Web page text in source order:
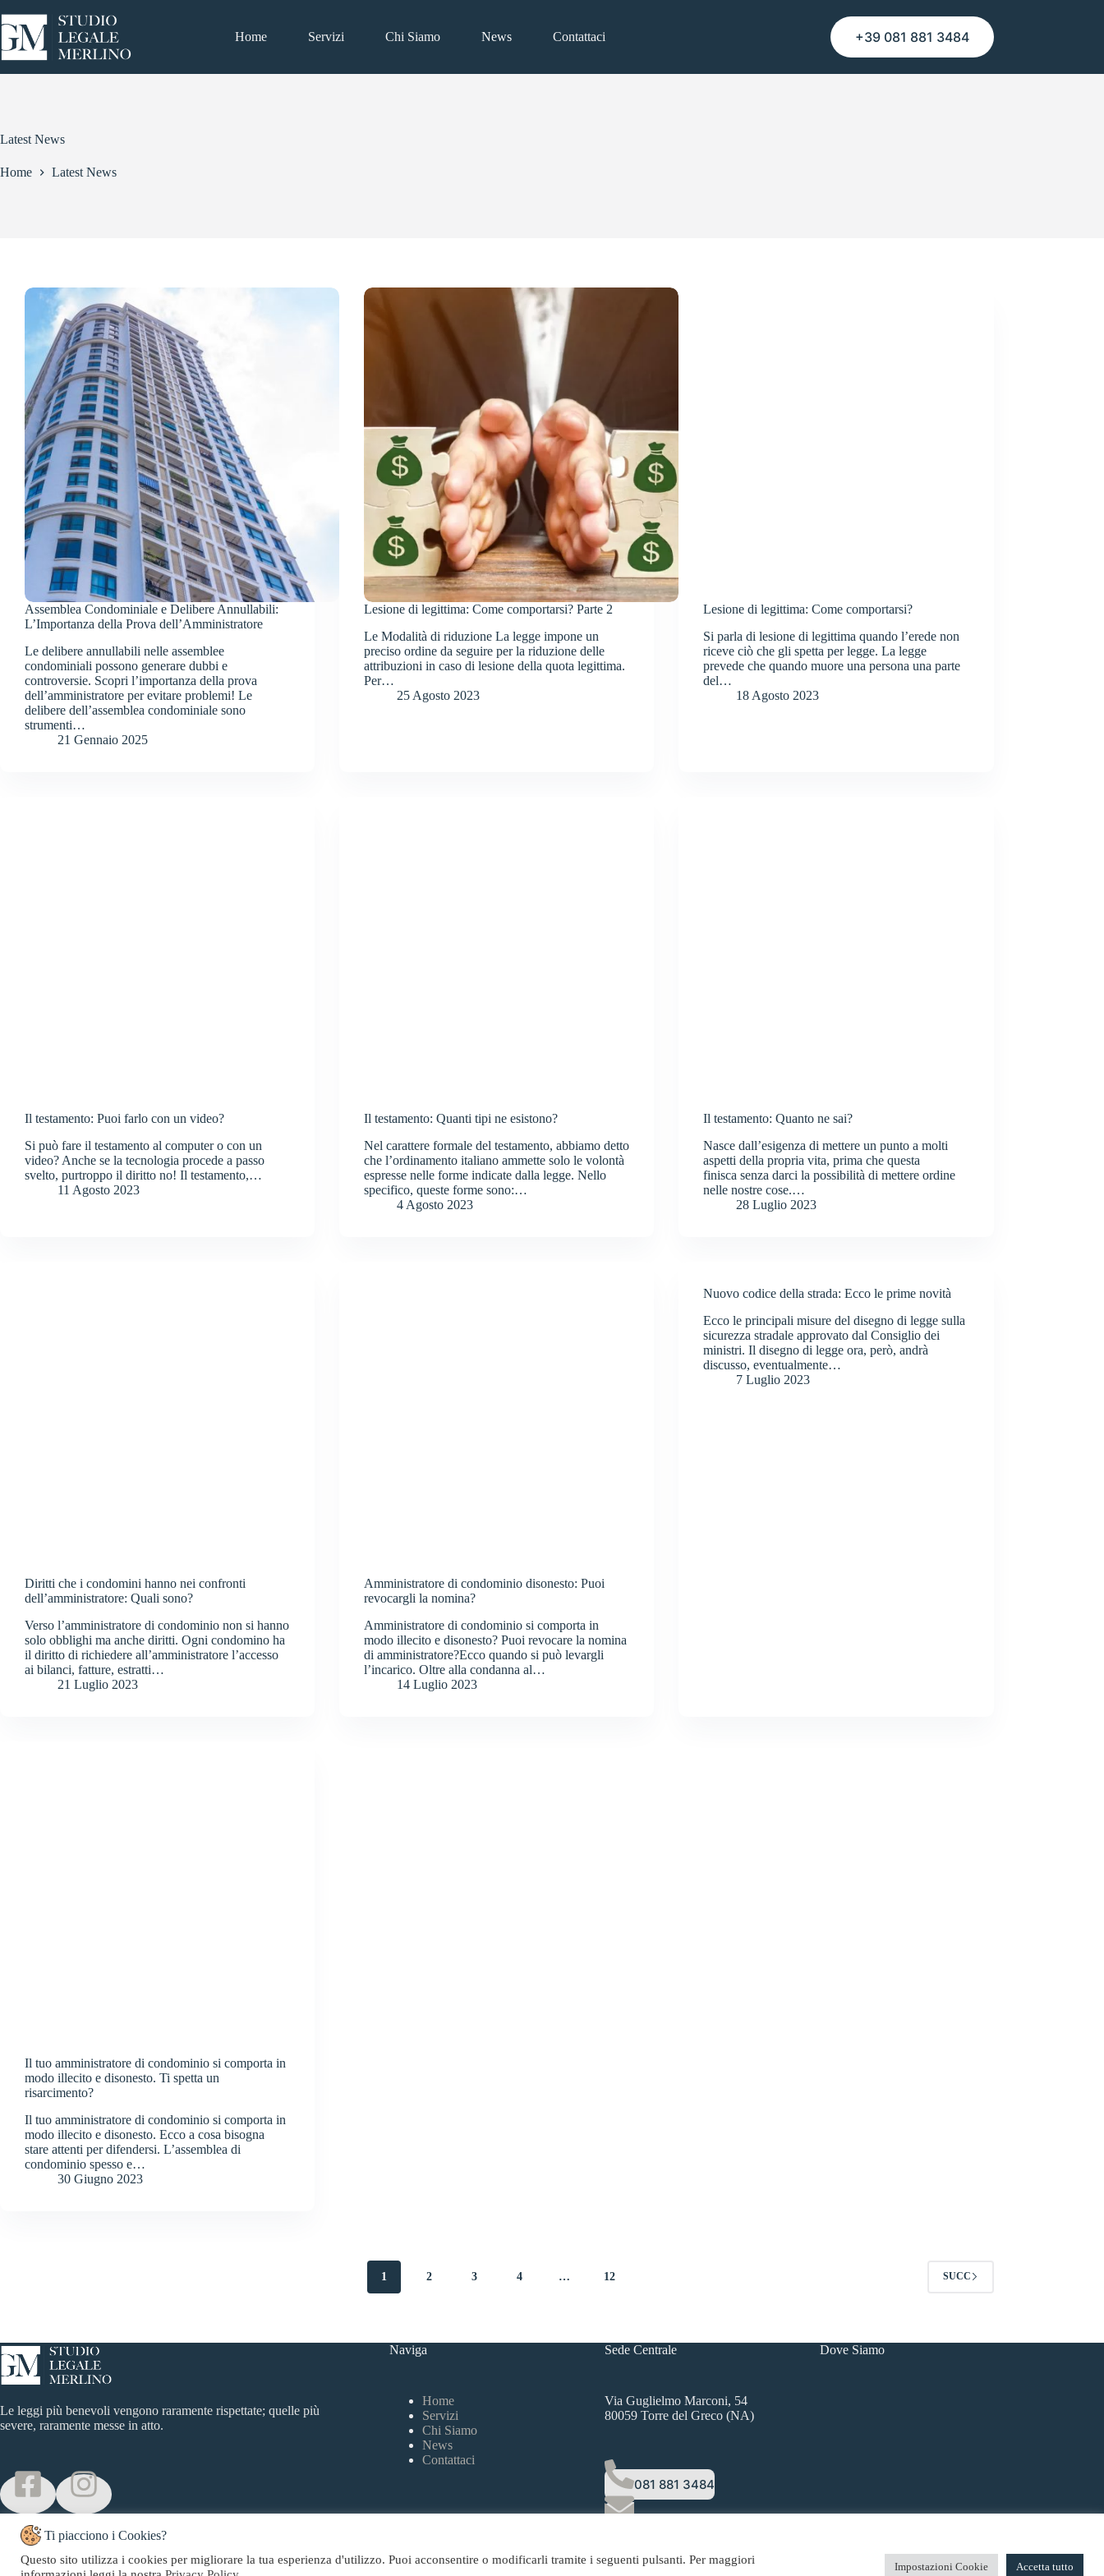
al
contenuto
Home Servizi Chi Siamo News Contattaci +39 081 881 3484
Latest News
Home Latest News
Assemblea Condominiale e Delibere Annullabili:
L’Importanza della Prova dell’Amministratore
Le delibere annullabili nelle assemblee
condominiali possono generare dubbi e
controversie. Scopri l’importanza della prova
dell’amministratore per evitare problemi! Le
delibere dell’assemblea condominiale sono
strumenti…
21 Gennaio 2025
Lesione di legittima: Come comportarsi? Parte 2
Le Modalità di riduzione La legge impone un
preciso ordine da seguire per la riduzione delle
attribuzioni in caso di lesione della quota legittima.
Per…
25 Agosto 2023
Lesione di legittima: Come comportarsi?
Si parla di lesione di legittima quando l’erede non
riceve ciò che gli spetta per legge. La legge
prevede che quando muore una persona una parte
del…
18 Agosto 2023
Il testamento: Puoi farlo con un video?
Si può fare il testamento al computer o con un
video? Anche se la tecnologia procede a passo
svelto, purtroppo il diritto no! Il testamento,…
11 Agosto 2023
Il testamento: Quanti tipi ne esistono?
Nel carattere formale del testamento, abbiamo detto
che l’ordinamento italiano ammette solo le volontà
espresse nelle forme indicate dalla legge. Nello
specifico, queste forme sono:…
4 Agosto 2023
Il testamento: Quanto ne sai?
Nasce dall’esigenza di mettere un punto a molti
aspetti della propria vita, prima che questa
finisca senza darci la possibilità di mettere ordine
nelle nostre cose.…
28 Luglio 2023
Diritti che i condomini hanno nei confronti
dell’amministratore: Quali sono?
Verso l’amministratore di condominio non si hanno
solo obblighi ma anche diritti. Ogni condomino ha
il diritto di richiedere all’amministratore l’accesso
ai bilanci, fatture, estratti…
21 Luglio 2023
Amministratore di condominio disonesto: Puoi
revocargli la nomina?
Amministratore di condominio si comporta in
modo illecito e disonesto? Puoi revocare la nomina
di amministratore?Ecco quando si può levargli
l’incarico. Oltre alla condanna al…
14 Luglio 2023
Nuovo codice della strada: Ecco le prime novità
Ecco le principali misure del disegno di legge sulla
sicurezza stradale approvato dal Consiglio dei
ministri. Il disegno di legge ora, però, andrà
discusso, eventualmente…
7 Luglio 2023
Il tuo amministratore di condominio si comporta in
modo illecito e disonesto. Ti spetta un
risarcimento?
Il tuo amministratore di condominio si comporta in
modo illecito e disonesto. Ecco a cosa bisogna
stare attenti per difendersi. L’assemblea di
condominio spesso e…
30 Giugno 2023
1 2 3 4 … 12 SUCC
Le leggi più benevoli vengono raramente rispettate; quelle più
severe, raramente messe in atto.
Naviga
Home
Servizi
Chi Siamo
News
Contattaci
Sede Centrale
Via Guglielmo Marconi, 54
80059 Torre del Greco (NA)
081 881 3484
Dove Siamo
Copyright © 2026 Studio Legale Merlino - Web Powered byCMH. Privacy Policy|CookiePolicy
Ti piacciono i Cookies?
Questo sito utilizza i cookies per migliorare la tua esperienza d'utilizzo. Puoi acconsentire o modificarli tramite i seguenti pulsanti. Per maggiori
Impostazioni Cookie Accetta tutto